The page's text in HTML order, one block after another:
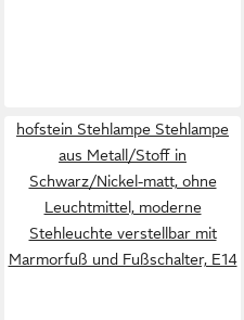
hofstein Stehlampe Stehlampe
aus Metall/Stoff in
Schwarz/Nickel-matt, ohne
Leuchtmittel, moderne
Stehleuchte verstellbar mit
Marmorfuß und Fußschalter, E14